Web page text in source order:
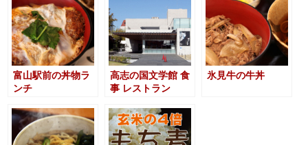
富山駅前の丼物ラ
ンチ
高志の国文学館 食
事 レストラン
氷見牛の牛丼